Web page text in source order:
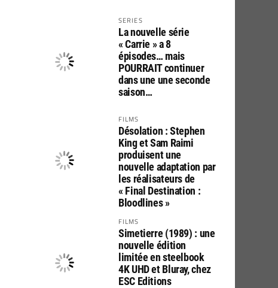
SERIES
La nouvelle série
« Carrie » a 8
épisodes… mais
POURRAIT continuer
dans une une seconde
saison…
FILMS
Désolation : Stephen
King et Sam Raimi
produisent une
nouvelle adaptation par
les réalisateurs de
« Final Destination :
Bloodlines »
FILMS
Simetierre (1989) : une
nouvelle édition
limitée en steelbook
4K UHD et Bluray, chez
ESC Editions